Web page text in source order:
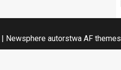
| Newsphereautorstwa AF themes